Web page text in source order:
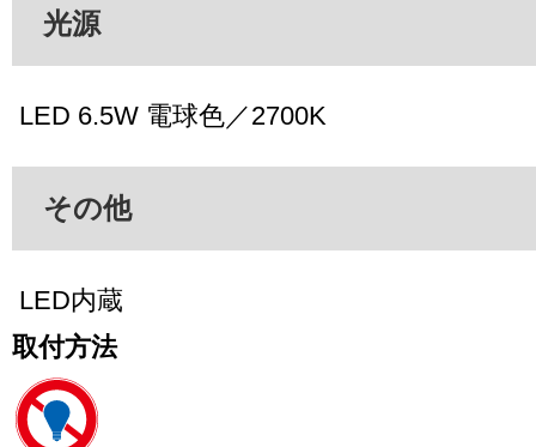
光源
LED 6.5W 電球色／2700K
その他
LED内蔵
取付方法